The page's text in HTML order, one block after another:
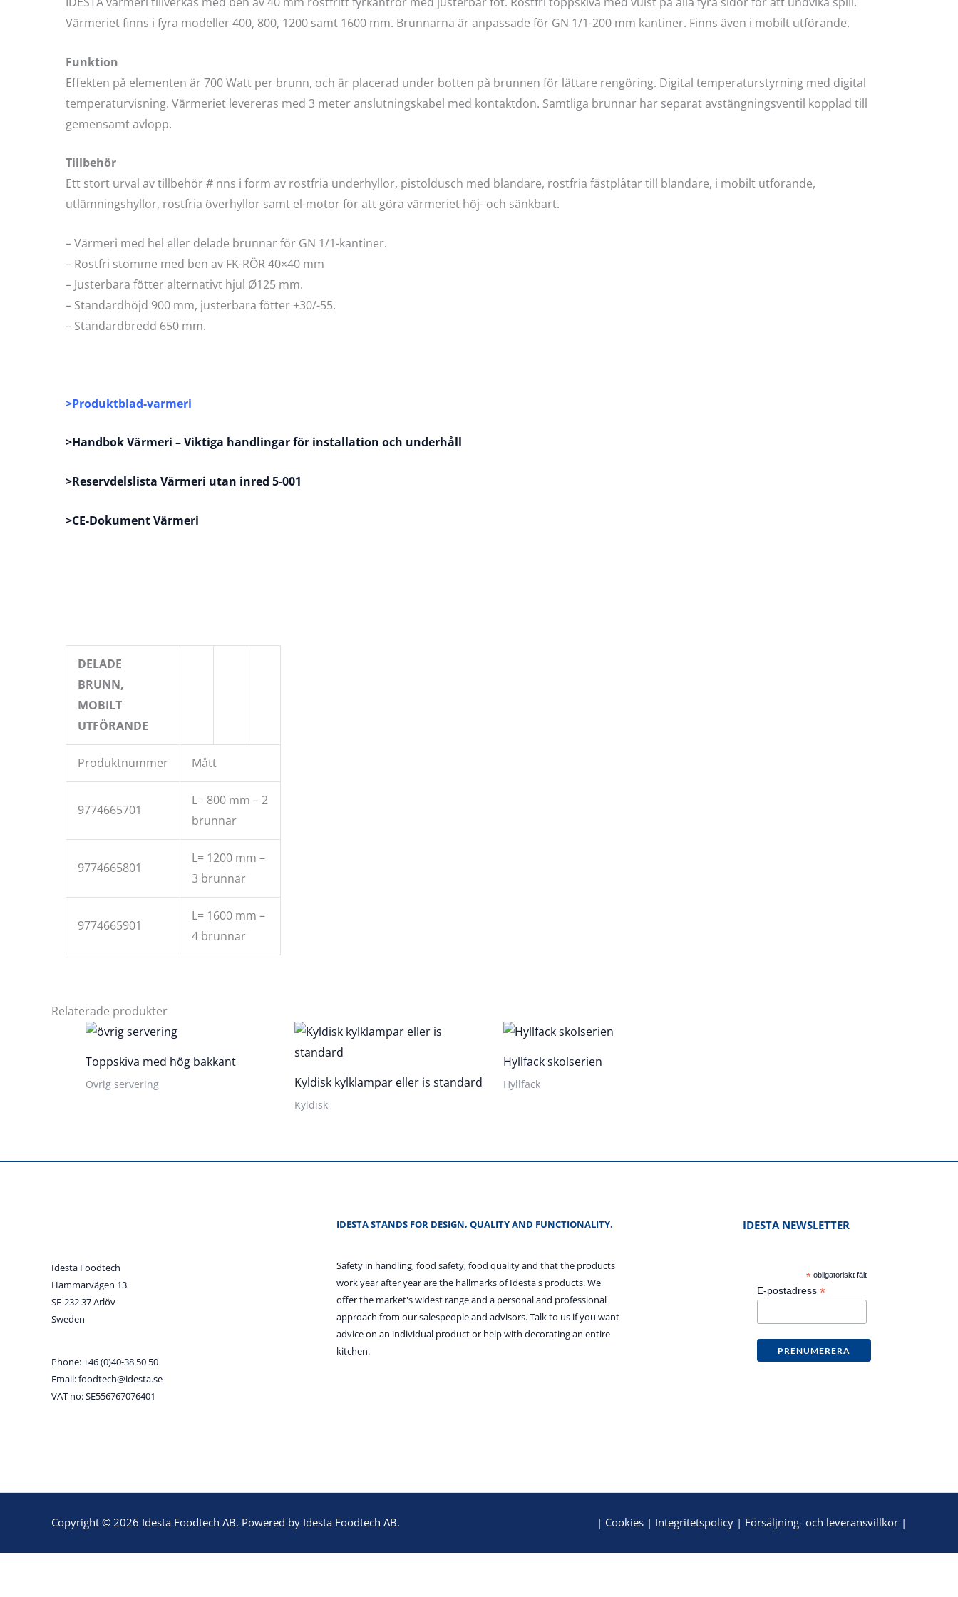
Värmeriet finns i fyra modeller 400, 800, 1200 samt 1600 mm. Brunnarna är anpassade för GN 1/1-200 mm kantiner. Finns även i mobilt utförande.
Funktion
Effekten på elementen är 700 Watt per brunn, och är placerad under botten på brunnen för lättare rengöring. Digital temperaturstyrning med digital
temperaturvisning. Värmeriet levereras med 3 meter anslutningskabel med kontaktdon. Samtliga brunnar har separat avstängningsventil kopplad till
gemensamt avlopp.
Tillbehör
Ett stort urval av tillbehör # nns i form av rostfria underhyllor, pistoldusch med blandare, rostfria fästplåtar till blandare, i mobilt utförande,
utlämningshyllor, rostfria överhyllor samt el-motor för att göra värmeriet höj- och sänkbart.
– Värmeri med hel eller delade brunnar för GN 1/1-kantiner.
– Rostfri stomme med ben av FK-RÖR 40×40 mm
– Justerbara fötter alternativt hjul Ø125 mm.
– Standardhöjd 900 mm, justerbara fötter +30/-55.
– Standardbredd 650 mm.
>Produktblad-varmeri
>Handbok Värmeri – Viktiga handlingar för installation och underhåll
>Reservdelslista Värmeri utan inred 5-001
>CE-Dokument Värmeri
DELADE
BRUNN,
MOBILT
UTFÖRANDE
Produktnummer Mått
9774665701
L= 800 mm – 2
brunnar
9774665801
L= 1200 mm –
3 brunnar
9774665901
L= 1600 mm –
4 brunnar
Relaterade produkter
Toppskiva med hög bakkant
Övrig servering Kyldisk kylklampar eller is standard
Kyldisk
Hyllfack skolserien
Hyllfack
Idesta Foodtech
Hammarvägen 13
SE-232 37 Arlöv
Sweden
Phone: +46 (0)40-38 50 50
Email: foodtech@idesta.se
VAT no: SE556767076401
IDESTA STANDS FOR DESIGN, QUALITY AND FUNCTIONALITY.
Safety in handling, food safety, food quality and that the products
work year after year are the hallmarks of Idesta's products. We
offer the market's widest range and a personal and professional
approach from our salespeople and advisors. Talk to us if you want
advice on an individual product or help with decorating an entire
kitchen.
IDESTA NEWSLETTER
*obligatoriskt fält
E-postadress *
Copyright © 2026 Idesta Foodtech AB. Powered by Idesta Foodtech AB. | Cookies | Integritetspolicy | Försäljning- och leveransvillkor |